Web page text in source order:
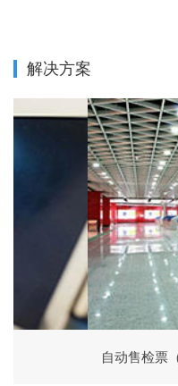
解决方案
自动售检票（AFC）系